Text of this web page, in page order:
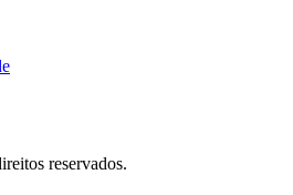
reservados.